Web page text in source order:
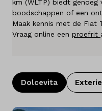
Diensten
Land
Nederland
km (WLTP) biedt genoeg
boodschappen of een
Maak kennis met de Fiat
Vraag online een proefrit
Dolcevita